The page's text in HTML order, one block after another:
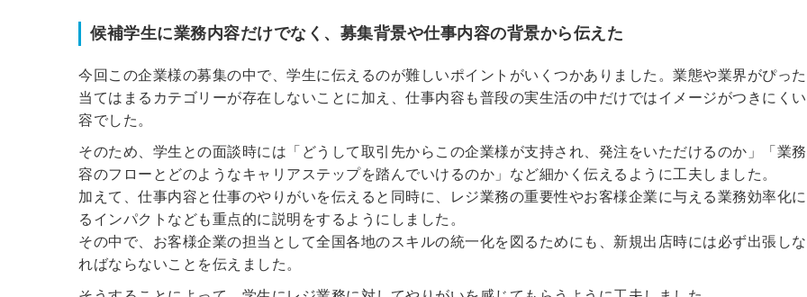
候補学生に業務内容だけでなく、募集背景や仕事内容の背景から伝えた
今回この企業様の募集の中で、学生に伝えるのが難しいポイントがいくつかありました。業態や業界がぴっ
当てはまるカテゴリーが存在しないことに加え、仕事内容も普段の実生活の中だけではイメージがつきにく
容でした。
そのため、学生との面談時には「どうして取引先からこの企業様が支持され、発注をいただけるのか」「業
容のフローとどのようなキャリアステップを踏んでいけるのか」など細かく伝えるように工夫しました。
加えて、仕事内容と仕事のやりがいを伝えると同時に、レジ業務の重要性やお客様企業に与える業務効率化
るインパクトなども重点的に説明をするようにしました。
その中で、お客様企業の担当として全国各地のスキルの統一化を図るためにも、新規出店時には必ず出張し
ればならないことを伝えました。